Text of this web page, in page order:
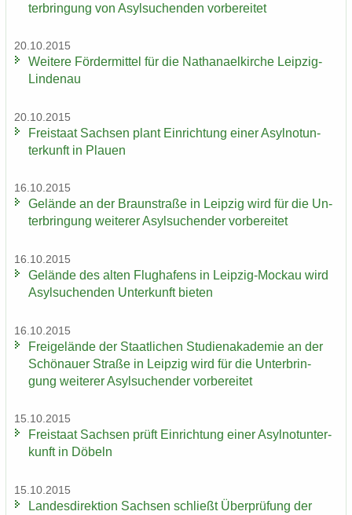
ter­brin­gung von Asyl­su­chen­den vor­be­rei­tet
20.10.2015
Wei­te­re För­der­mit­tel für die Na­tha­nael­kir­che Leipzig-​
Lindenau
20.10.2015
Frei­staat Sach­sen plant Ein­rich­tung einer Asyl­not­un­
ter­kunft in Plau­en
16.10.2015
Ge­län­de an der Braun­stra­ße in Leip­zig wird für die Un­
ter­brin­gung wei­te­rer Asyl­su­chen­der vor­be­rei­tet
16.10.2015
Ge­län­de des alten Flug­ha­fens in Leipzig-​Mockau wird
Asyl­su­chen­den Un­ter­kunft bie­ten
16.10.2015
Frei­ge­län­de der Staat­li­chen Stu­di­en­aka­de­mie an der
Schö­nau­er Stra­ße in Leip­zig wird für die Un­ter­brin­
gung wei­te­rer Asyl­su­chen­der vor­be­rei­tet
15.10.2015
Frei­staat Sach­sen prüft Ein­rich­tung einer Asyl­not­un­ter­
kunft in Dö­beln
15.10.2015
Lan­des­di­rek­ti­on Sach­sen schließt Über­prü­fung der